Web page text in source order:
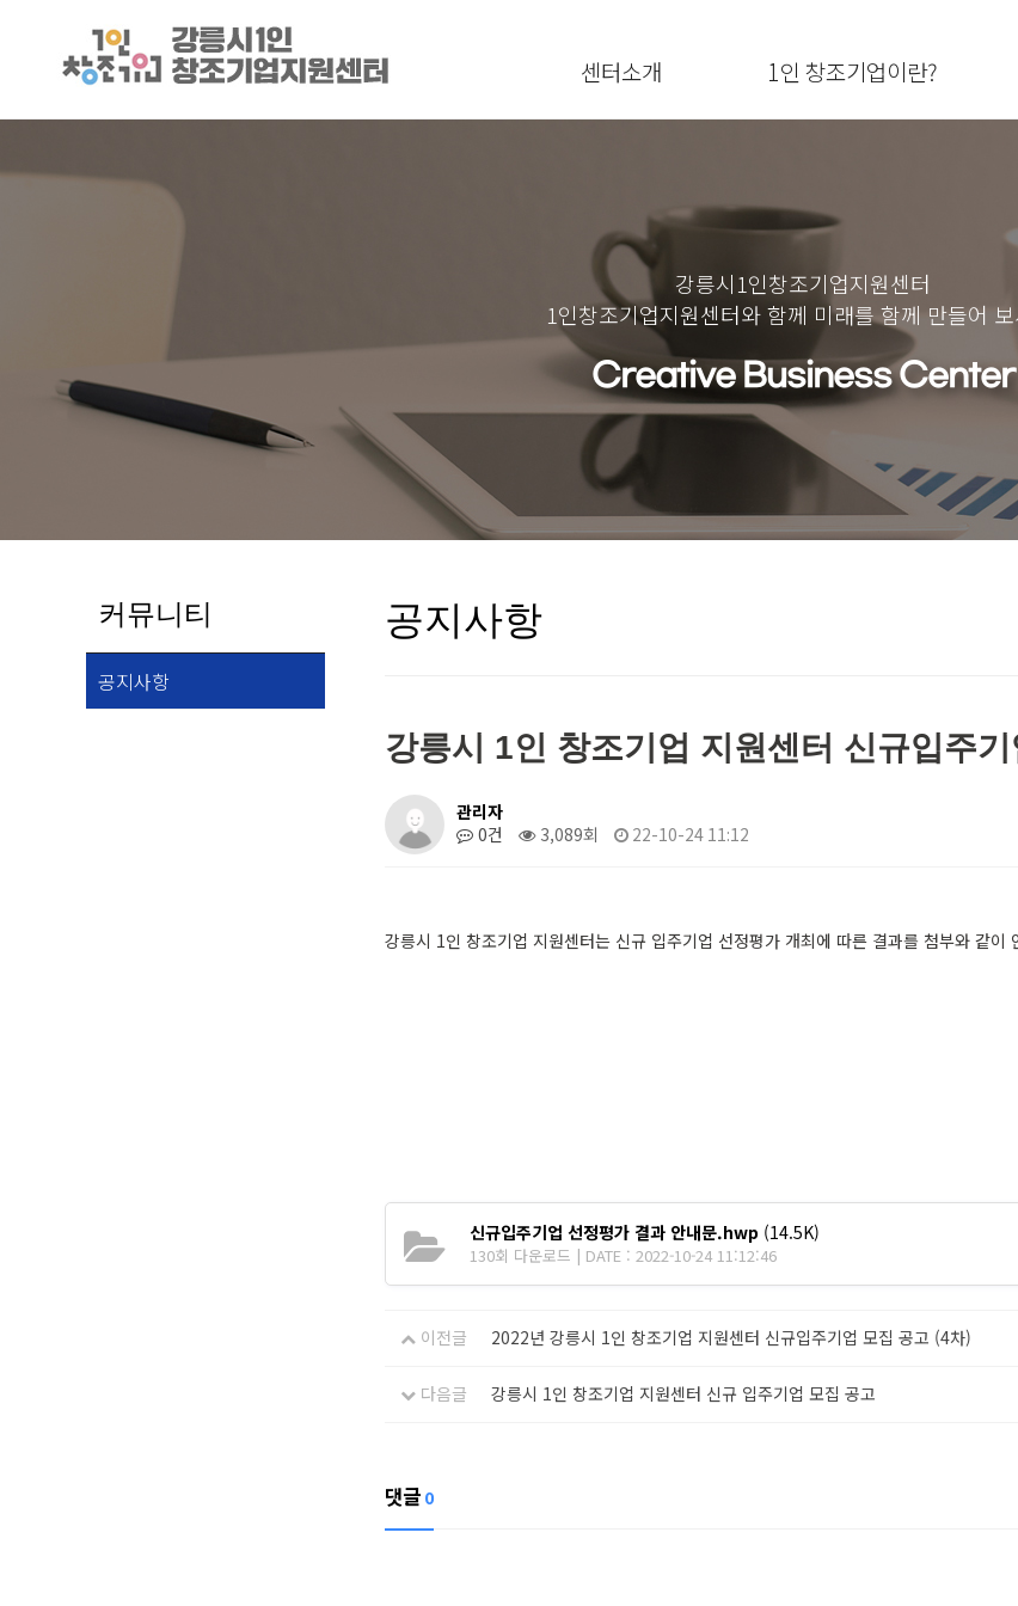
센터소개 1인 창조기업이란?
강릉시1인창조기업지원센터
1인창조기업지원센터와 함께 미래를 함께 만들어
Creative Business Center
커뮤니티
공지사항
공지사항
강릉시 1인 창조기업 지원센터 신규입주
작성자
관리자
댓글
0건
조회
3,089회
작성일
22-10-24 11:12
강릉시 1인 창조기업 지원센터는 신규 입주기업 선정평가 개최에 따른 결과를 첨부와 같이
신규입주기업 선정평가 결과 안내문.hwp (14.5K)
130회 다운로드 | DATE : 2022-10-24 11:12:46
이전글 2022년 강릉시 1인 창조기업 지원센터 신규입주기업 모집 공고 (4차)
다음글 강릉시 1인 창조기업 지원센터 신규 입주기업 모집 공고
댓글 0